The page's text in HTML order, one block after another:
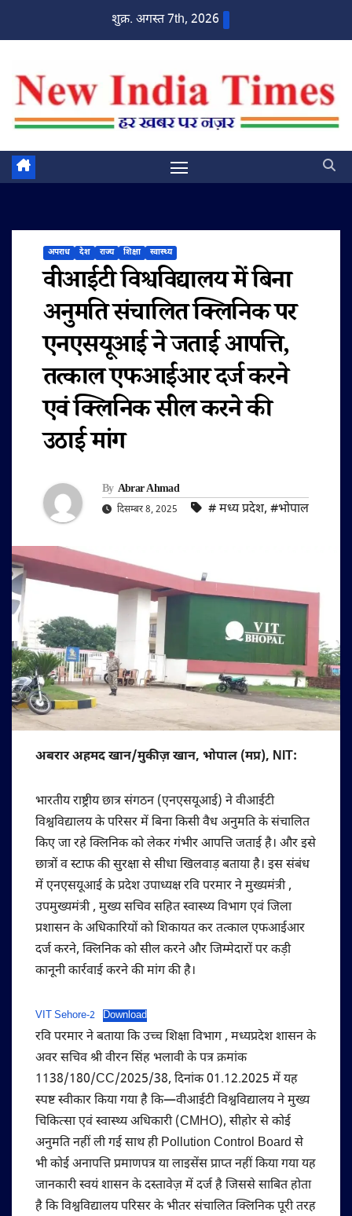
शुक्र. अगस्त 7th, 2026
अपराध देश राज्य शिक्षा स्वास्थ्य
वीआईटी विश्वविद्यालय में बिना
अनुमति संचालित क्लिनिक पर
एनएसयूआई ने जताई आपत्ति,
तत्काल एफआईआर दर्ज करने
एवं क्लिनिक सील करने की
उठाई मांग
By Abrar Ahmad
दिसम्बर 8, 2025 #‌ मध्य प्रदेश, #भोपाल
अबरार अहमद खान/मुकीज़ खान, भोपाल (मप्र), NIT:
भारतीय राष्ट्रीय छात्र संगठन (एनएसयूआई) ने वीआईटी
विश्वविद्यालय के परिसर में बिना किसी वैध अनुमति के संचालित
किए जा रहे क्लिनिक को लेकर गंभीर आपत्ति जताई है। और इसे
छात्रों व स्टाफ की सुरक्षा से सीधा खिलवाड़ बताया है। इस संबंध
में एनएसयूआई के प्रदेश उपाध्यक्ष रवि परमार ने मुख्यमंत्री ,
उपमुख्यमंत्री , मुख्य सचिव सहित स्वास्थ्य विभाग एवं जिला
प्रशासन के अधिकारियों को शिकायत कर तत्काल एफआईआर
दर्ज करने, क्लिनिक को सील करने और जिम्मेदारों पर कड़ी
कानूनी कार्रवाई करने की मांग की है।
VIT Sehore-2 Download
रवि परमार ने बताया कि उच्च शिक्षा विभाग , मध्यप्रदेश शासन के
अवर सचिव श्री वीरन सिंह भलावी के पत्र क्रमांक
1138/180/CC/2025/38, दिनांक 01.12.2025 में यह
स्पष्ट स्वीकार किया गया है कि—वीआईटी विश्वविद्यालय ने मुख्य
चिकित्सा एवं स्वास्थ्य अधिकारी (CMHO), सीहोर से कोई
अनुमति नहीं ली गई साथ ही Pollution Control Board से
भी कोई अनापत्ति प्रमाणपत्र या लाइसेंस प्राप्त नहीं किया गया यह
जानकारी स्वयं शासन के दस्तावेज़ में दर्ज है जिससे साबित होता
है कि विश्वविद्यालय परिसर के भीतर संचालित क्लिनिक पूरी तरह